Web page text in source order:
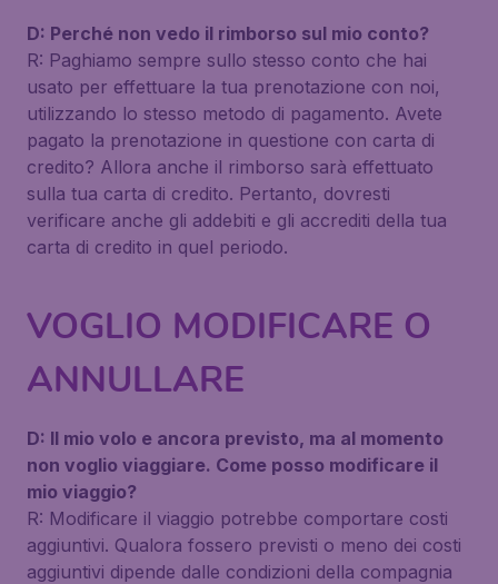
D: Perché non vedo il rimborso sul mio conto?
R: Paghiamo sempre sullo stesso conto che hai
usato per effettuare la tua prenotazione con noi,
utilizzando lo stesso metodo di pagamento. Avete
pagato la prenotazione in questione con carta di
credito? Allora anche il rimborso sarà effettuato
sulla tua carta di credito. Pertanto, dovresti
verificare anche gli addebiti e gli accrediti della tua
carta di credito in quel periodo.
VOGLIO MODIFICARE O
ANNULLARE
D: Il mio volo e ancora previsto, ma al momento
non voglio viaggiare. Come posso modificare il
mio viaggio?
R: Modificare il viaggio potrebbe comportare costi
aggiuntivi. Qualora fossero previsti o meno dei costi
aggiuntivi dipende dalle condizioni della compagnia